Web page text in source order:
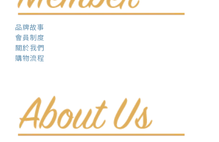
品牌故事
會員制度
關於我們
購物流程